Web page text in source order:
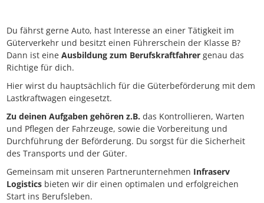
Du fährst gerne Auto, hast Interesse an einer Tätigkeit im
Güterverkehr und besitzt einen Führerschein der Klasse B?
Dann ist eine Ausbildung zum Berufskraftfahrer genau das
Richtige für dich.
Hier wirst du hauptsächlich für die Güterbeförderung mit dem
Lastkraftwagen eingesetzt.
Zu deinen Aufgaben gehören z.B. das Kontrollieren, Warten
und Pflegen der Fahrzeuge, sowie die Vorbereitung und
Durchführung der Beförderung. Du sorgst für die Sicherheit
des Transports und der Güter.
Gemeinsam mit unseren Partnerunternehmen Infraserv
Logistics bieten wir dir einen optimalen und erfolgreichen
Start ins Berufsleben.